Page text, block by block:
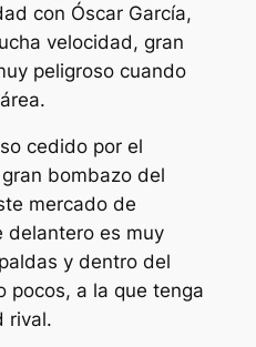
con Óscar García,
velocidad, gran
peligroso cuando
cedido por el
bombazo del
mercado de
delantero es muy
y dentro del
pocos, a la que tenga
rival.